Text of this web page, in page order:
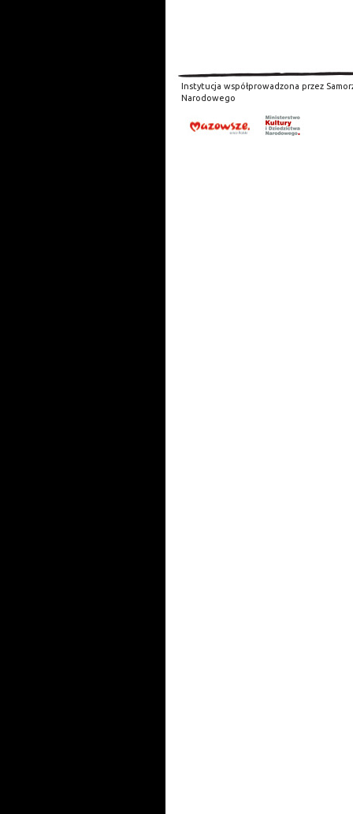
Instytucja współprowadzona przez
Narodowego